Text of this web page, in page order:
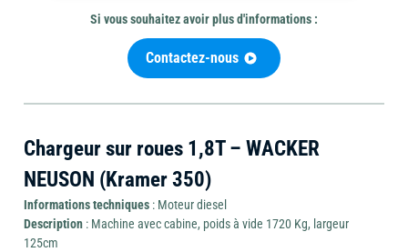
et
brouette
Outils
coupe
Si vous souhaitez avoir plus d'informations :
Contactez-nous
Chargeur sur roues 1,8T – WACKER
NEUSON (Kramer 350)
Informations techniques : Moteur diesel
Description : Machine avec cabine, poids à vide 1720 Kg, largeur
125cm